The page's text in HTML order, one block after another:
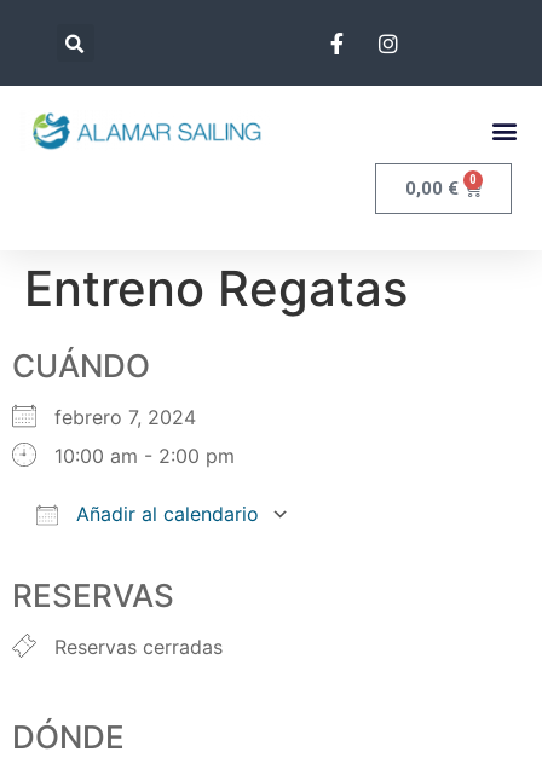
0,00 € 0
Entreno Regatas
CUÁNDO
febrero 7, 2024
10:00 am - 2:00 pm
Añadir al calendario
RESERVAS
Reservas cerradas
DÓNDE